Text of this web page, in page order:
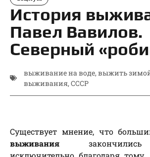
История
Павел Вавилов.
Северный
выживание на воде, выжить
выживания, СССР
Существует мнение, что
выживания закончились